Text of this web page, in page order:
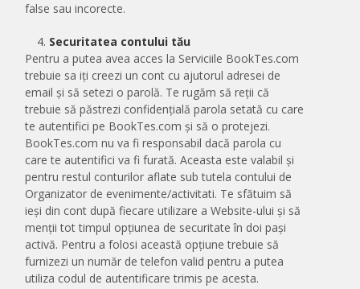
false sau incorecte.
Securitatea contului tău
Pentru a putea avea acces la Serviciile BookTes.com
trebuie sa iți creezi un cont cu ajutorul adresei de
email și să setezi o parolă. Te rugăm să reții că
trebuie să păstrezi confidențială parola setată cu care
te autentifici pe BookTes.com și să o protejezi.
BookTes.com nu va fi responsabil dacă parola cu
care te autentifici va fi furată. Aceasta este valabil și
pentru restul conturilor aflate sub tutela contului de
Organizator de evenimente/activitati. Te sfătuim să
ieși din cont după fiecare utilizare a Website-ului și să
menții tot timpul opțiunea de securitate în doi pași
activă. Pentru a folosi această opțiune trebuie să
furnizezi un număr de telefon valid pentru a putea
utiliza codul de autentificare trimis pe acesta.